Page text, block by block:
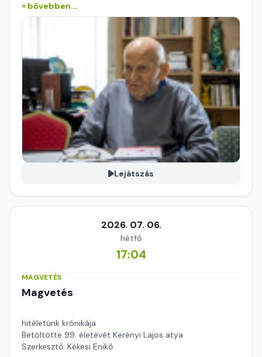
» bővebben...
Lejátszás
2026. 07. 06.
hétfő
17:04
MAGVETÉS
Magvetés
hitéletünk krónikája
Betöltötte 99. életévét Kerényi Lajos atya
Szerkesztő: Kékesi Enikő